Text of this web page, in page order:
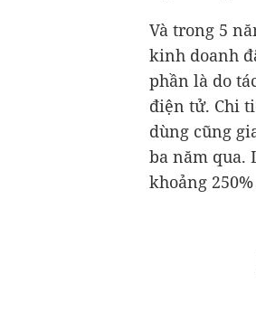
Và trong 5
kinh doanh
phần là do
điện tử. Chi
dùng cũng
ba năm qua.
khoảng